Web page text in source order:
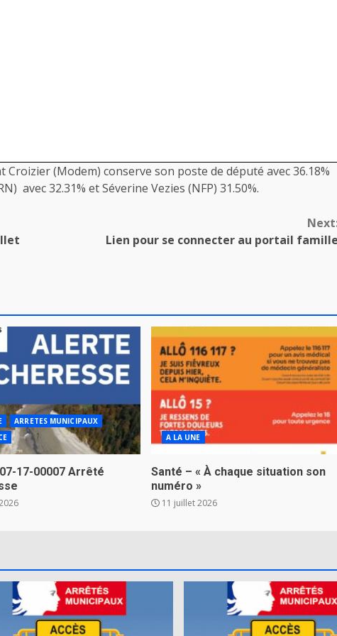
(Modem) conserve son poste de député avec 36.18%
avec 32.31% et Séverine Vezies (NFP) 31.50%.
Lien pour se connecter au portail
ARRETES MUNICIPAUX
17-00007 Arrêté
A LA UNE
Santé – « À chaque situation son
numéro »
11 juillet 2026